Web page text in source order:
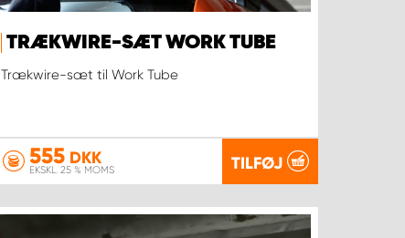
TRÆKWIRE-SÆT WORK TUBE
Trækwire-sæt til Work Tube
555 DKK
EKSKL. 25 % MOMS TILFØJ